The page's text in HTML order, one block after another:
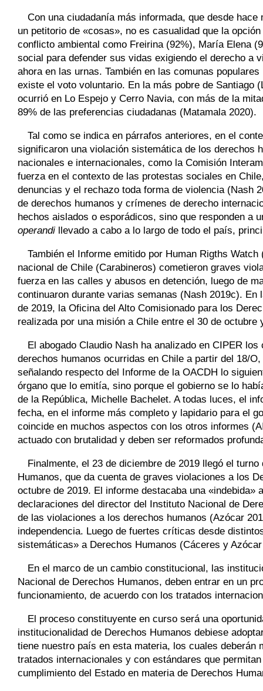
Con una ciudadanía más informada, que desde
un petitorio de «cosas», no es casualidad que la
conflicto ambiental como Freirina (92%), María Elena
social para defender sus vidas exigiendo el derecho a
ahora en las urnas. También en las comunas
existe el voto voluntario. En la más pobre de Santiago
ocurrió en Lo Espejo y Cerro Navia, con más de la
89% de las preferencias ciudadanas (Matamala 2020).
Tal como se indica en párrafos anteriores, en el
significaron una violación sistemática de los derechos
nacionales e internacionales, como la Comisión
fuerza en el contexto de las protestas sociales en
denuncias y el rechazo toda forma de violencia (Nash
de derechos humanos y crímenes de derecho
hechos aislados o esporádicos, sino que responden a
operandi llevado a cabo a lo largo de todo el país,
También el Informe emitido por Human Rigths
nacional de Chile (Carabineros) cometieron graves
fuerza en las calles y abusos en detención, luego de
continuaron durante varias semanas (Nash 2019c).
de 2019, la Oficina del Alto Comisionado para los
realizada por una misión a Chile entre el 30 de
El abogado Claudio Nash ha analizado en CIPER
derechos humanos ocurridas en Chile a partir del 18/
señalando respecto del Informe de la OACDH lo
órgano que lo emitía, sino porque el gobierno se lo
de la República, Michelle Bachelet. A todas luces, el
fecha, en el informe más completo y lapidario para el
coincide en muchos aspectos con los otros informes
actuado con brutalidad y deben ser reformados
Finalmente, el 23 de diciembre de 2019 llegó el
Humanos, que da cuenta de graves violaciones a los
octubre de 2019. El informe destacaba una
declaraciones del director del Instituto Nacional de
de las violaciones a los derechos humanos (Azócar
independencia. Luego de fuertes críticas desde
sistemáticas» a Derechos Humanos (Cáceres y
En el marco de un cambio constitucional, las
Nacional de Derechos Humanos, deben entrar en un
funcionamiento, de acuerdo con los tratados
El proceso constituyente en curso será una
institucionalidad de Derechos Humanos debiese
tiene nuestro país en esta materia, los cuales
tratados internacionales y con estándares que
cumplimiento del Estado en materia de Derechos